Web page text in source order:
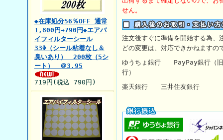
◆在庫処分56％OFF 通常
1,800円→790円◆エアバ
イフィルターシール
33Φ（シール粘着なし＆
臭いあり） 200枚（5シ
ート） ＠3.95
719円(税込 790円)
せん。
注文後すぐに準備を開始する為、
どの変更は、対応できかねますの
ゆうちょ銀行 PayPay銀行（
行）
楽天銀行 三井住友銀行 【